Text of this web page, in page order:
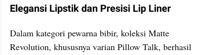
Elegansi Lipstik dan Presisi Lip Liner
Dalam kategori pewarna bibir, koleksi Matte
Revolution, khususnya varian Pillow Talk, berhasil